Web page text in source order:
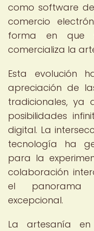
como software
comercio
forma en que
comercializa la
Esta evolución
apreciación de
tradicionales, ya
posibilidades
digital. La
tecnología ha
para la
colaboración
el panorama
excepcional.
La artesanía